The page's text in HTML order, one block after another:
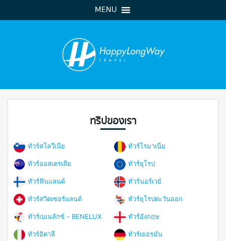
MENU
ทริปของเรา
ทัวร์สโลวีเนีย ทัวร์โรมาเนีย
ทัวร์ออสเตรเลีย ทัวร์ยุโรป
ทัวร์ฟินแลนด์ ทัวร์นอร์เวย์
ทัวร์สวิตเซอร์แลนด์ ทัวร์ยุโรปตะวันออก
ทัวร์เบเนลักซ์ - BENELUX ทัวร์อังกฤษ
ทัวร์อิตาลี ทัวร์เยอรมัน